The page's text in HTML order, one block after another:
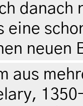
danach
eine
neuen
aus